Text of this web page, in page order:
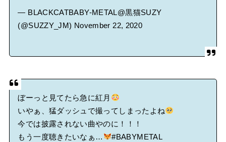
— BLACKCATBABY-METAL@黒猫SUZY
(@SUZZY_JM) November 22, 2020
ぼーっと見てたら急に紅月
いやぁ、猛ダッシュで撮ってしまったよね
今では披露されない曲やのに！！！
もう一度聴きたいなぁ…
#BABYMETAL